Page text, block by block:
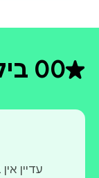
0דירוג
0 ביקורות
עדיין